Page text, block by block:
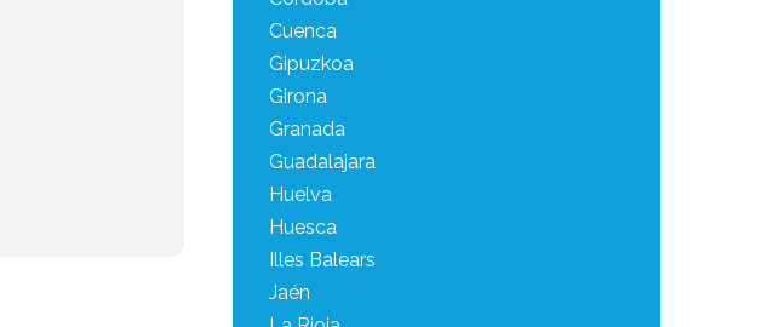
Cuenca
Gipuzkoa
Girona
Granada
Guadalajara
Huelva
Huesca
Illes Balears
Jaén